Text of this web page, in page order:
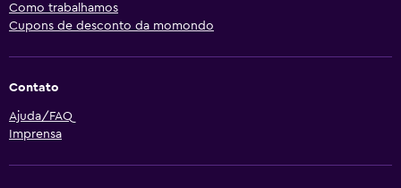
Como trabalhamos
Cupons de desconto da momondo
Contato
Ajuda/FAQ
Imprensa